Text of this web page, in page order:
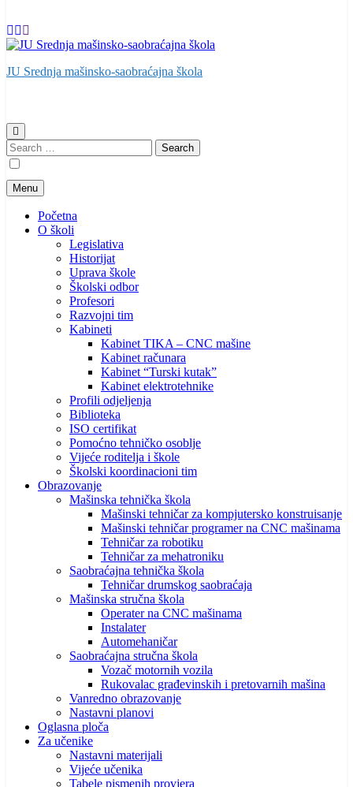
JU Srednja mašinsko-saobraćajna škola
Search
for:
Menu
Početna
O školi
Legislativa
Historijat
Uprava škole
Školski odbor
Profesori
Razvojni tim
Kabineti
Kabinet TIKA – CNC mašine
Kabinet računara
Kabinet “Turski kutak”
Kabinet elektrotehnike
Profili odjeljenja
Biblioteka
ISO certifikat
Pomoćno tehničko osoblje
Vijeće roditelja i škole
Školski koordinacioni tim
Obrazovanje
Mašinska tehnička škola
Mašinski tehničar za kompjutersko konstruisanje
Mašinski tehničar programer na CNC mašinama
Tehničar za robotiku
Tehničar za mehatroniku
Saobraćajna tehnička škola
Tehničar drumskog saobraćaja
Mašinska stručna škola
Operater na CNC mašinama
Instalater
Automehaničar
Saobraćajna stručna škola
Vozač motornih vozila
Rukovalac građevinskih i pretovarnih mašina
Vanredno obrazovanje
Nastavni planovi
Oglasna ploča
Za učenike
Nastavni materijali
Vijeće učenika
Tabele pismenih provjera